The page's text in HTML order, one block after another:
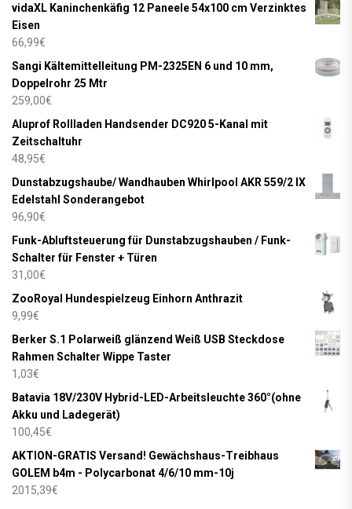
vidaXL Kaninchenkäfig 12 Paneele 54x100 cm Verzinktes
Eisen
66,99€
Sangi Kältemittelleitung PM-2325EN 6 und 10 mm,
Doppelrohr 25 Mtr
259,00€
Aluprof Rollladen Handsender DC920 5-Kanal mit
Zeitschaltuhr
48,95€
Dunstabzugshaube/ Wandhauben Whirlpool AKR 559/2 IX
Edelstahl Sonderangebot
96,90€
Funk-Abluftsteuerung für Dunstabzugshauben / Funk-
Schalter für Fenster + Türen
31,00€
ZooRoyal Hundespielzeug Einhorn Anthrazit
9,99€
Berker S.1 Polarweiß glänzend Weiß USB Steckdose
Rahmen Schalter Wippe Taster
1,03€
Batavia 18V/230V Hybrid-LED-Arbeitsleuchte 360°(ohne
Akku und Ladegerät)
100,45€
AKTION-GRATIS Versand! Gewächshaus-Treibhaus
GOLEM b4m - Polycarbonat 4/6/10 mm-10j
2015,39€